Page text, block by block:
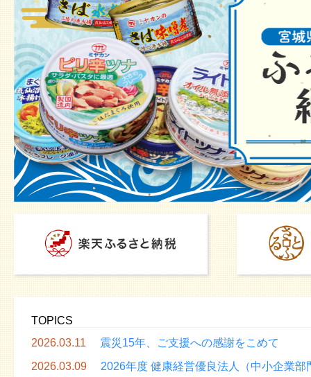
TOPICS
2026.03.11
震災15年、ご支援への感謝をこめて
2026.03.09
2026年度 健康経営優良法人（中小企業部